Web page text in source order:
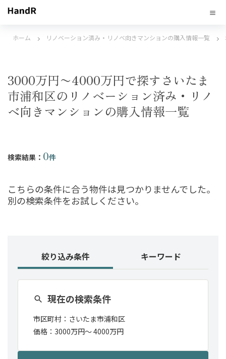
ホーム リノベーション済み・リノベ向きマンションの購入情報一覧
3000万円〜4000万円で探すさいたま
市浦和区のリノベーション済み・リノ
ベ向きマンションの購入情報一覧
検索結果： 0件
こちらの条件に合う物件は見つかりませんでした。
別の検索条件をお試しください。
絞り込み条件 キーワード
現在の検索条件
市区町村： さいたま市浦和区
価格： 3000万円〜4000万円